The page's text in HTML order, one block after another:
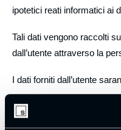
ipotetici reati informatici ai
Tali dati vengono raccolti
dall’utente attraverso la
I dati forniti dall’utente
Invio di richieste